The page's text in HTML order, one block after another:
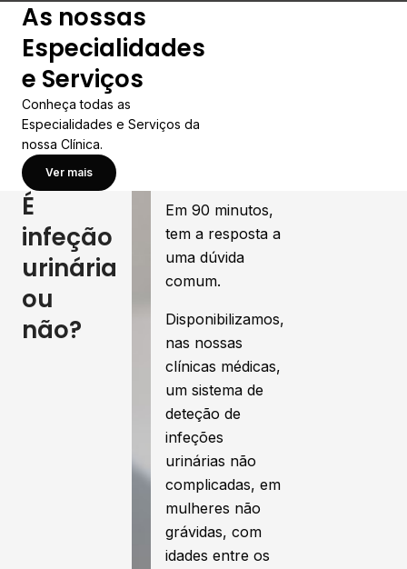
As nossas
Especialidades
e Serviços
Conheça todas as
Especialidades e Serviços da
nossa Clínica.
Ver mais
É
infeção
urinária
ou
não?
Em 90 minutos,
tem a resposta a
uma dúvida
comum.
Disponibilizamos,
nas nossas
clínicas médicas,
um sistema de
deteção de
infeções
urinárias não
complicadas, em
mulheres não
grávidas, com
idades entre os